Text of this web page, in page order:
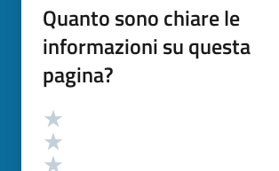
Quanto sono chiare le
informazioni su questa
pagina?
Valutazione